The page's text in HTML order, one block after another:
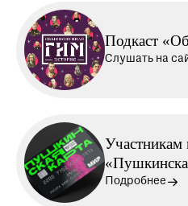
Подкаст
Слушать на
Подробнее